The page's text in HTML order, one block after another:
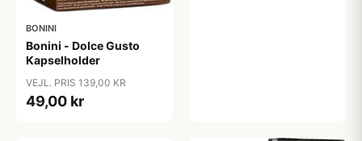
BONINI
Bonini - Dolce Gusto
Kapselholder
VEJL. PRIS 139,00 KR
49,00 kr